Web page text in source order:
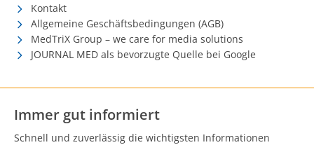
Kontakt
Allgemeine Geschäftsbedingungen (AGB)
MedTriX Group – we care for media solutions
JOURNAL MED als bevorzugte Quelle bei Google
Immer gut informiert
Schnell und zuverlässig die wichtigsten Informationen